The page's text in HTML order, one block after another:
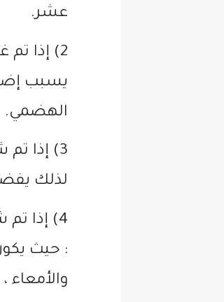
عشر.
2) إذا
يسبب
الهضمي.
3) إذا
لذلك
4) إذا
: حيث